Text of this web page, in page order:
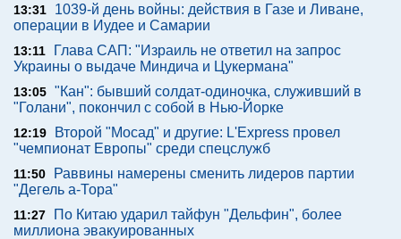
13:31
1039-й день войны: действия в Газе и Ливане,
операции в Иудее и Самарии
13:11
Глава САП: "Израиль не ответил на запрос
Украины о выдаче Миндича и Цукермана"
13:05 "Кан": бывший солдат-одиночка, служивший в
"Голани", покончил с собой в Нью-Йорке
12:19
Второй "Мосад" и другие: L'Express провел
"чемпионат Европы" среди спецслужб
11:50
Раввины намерены сменить лидеров партии
"Дегель а-Тора"
11:27
По Китаю ударил тайфун "Дельфин", более
миллиона эвакуированных